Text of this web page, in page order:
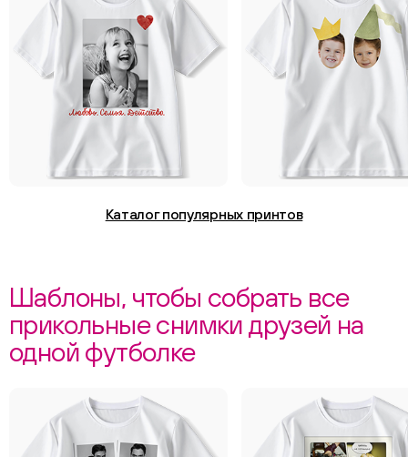
Каталог популярных принтов
Шаблоны, чтобы собрать все
прикольные снимки друзей на
одной футболке